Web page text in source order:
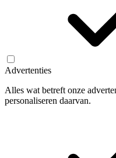
Advertenties
Alles wat betreft onze
personaliseren daarvan.